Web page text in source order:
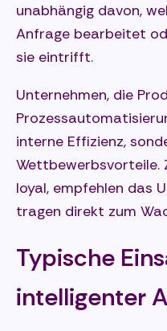
unabhängig davon,
Anfrage bearbeitet
sie eintrifft.
Unternehmen, die
interne Effizienz,
Wettbewerbsvorteile.
loyal, empfehlen das
tragen direkt zum
Typische
intelligenter